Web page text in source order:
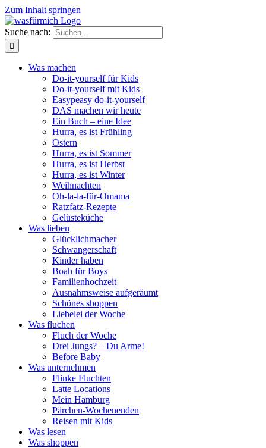
Zum Inhalt springen
Suche nach:
Was machen
Do-it-yourself für Kids
Do-it-yourself mit Kids
Easypeasy do-it-yourself
DAS machen wir heute
Ein Buch – eine Idee
Hurra, es ist Frühling
Ostern
Hurra, es ist Sommer
Hurra, es ist Herbst
Hurra, es ist Winter
Weihnachten
Oh-la-la-für-Omama
Ratzfatz-Rezepte
Gelüsteküche
Was lieben
Glücklichmacher
Schwangerschaft
Kinder haben
Boah für Boys
Familienhochzeit
Ausnahmsweise aufgeräumt
Schönes shoppen
Liebelei der Woche
Was fluchen
Fluch der Woche
Drei Jungs? – Du Arme!
Before Baby
Was unternehmen
Flinke Fluchten
Latte Locations
Mein Hamburg
Pärchen-Wochenenden
Reisen mit Kids
Was lesen
Was shoppen